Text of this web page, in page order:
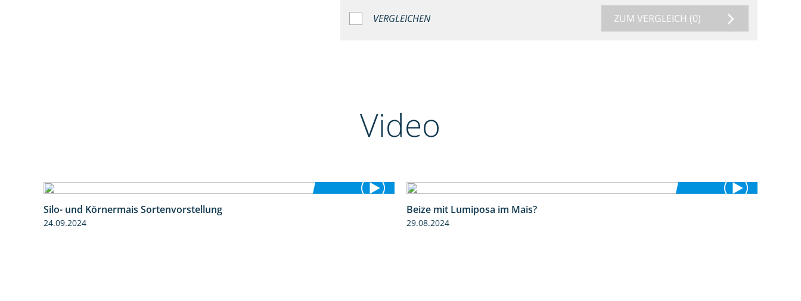
VERGLEICHEN ZUM VERGLEICH (0)
Video
Silo- und Körnermais Sortenvorstellung
24.09.2024
Beize mit Lumiposa im Mais?
29.08.2024